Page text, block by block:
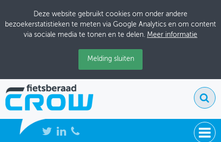
Deze website gebruikt cookies om onder andere
bezoekerstatistieken te meten via Google Analytics en om content
via sociale media te tonen en te delen. Meer informatie
Melding sluiten